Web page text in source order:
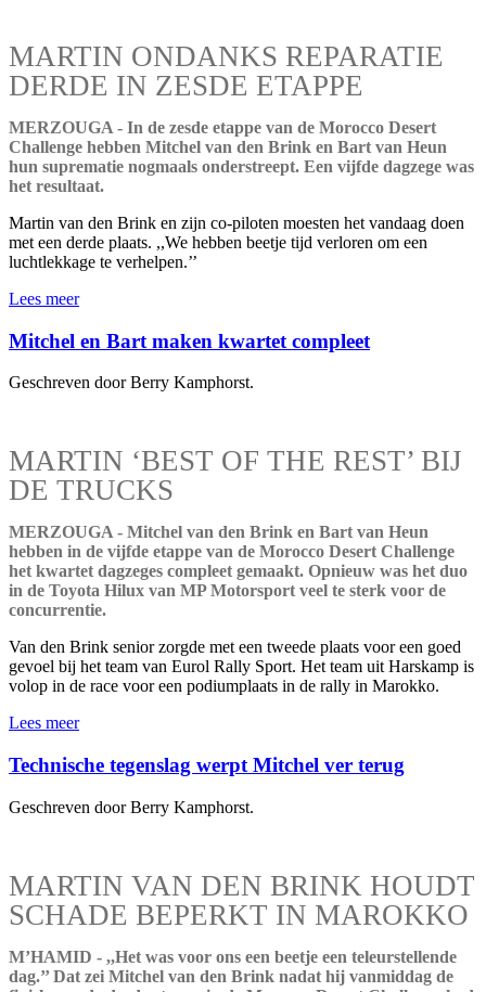
MARTIN ONDANKS REPARATIE
DERDE IN ZESDE ETAPPE
MERZOUGA - In de zesde etappe van de Morocco Desert
Challenge hebben Mitchel van den Brink en Bart van Heun
hun suprematie nogmaals onderstreept. Een vijfde dagzege was
het resultaat.
Martin van den Brink en zijn co-piloten moesten het vandaag doen
met een derde plaats. ,,We hebben beetje tijd verloren om een
luchtlekkage te verhelpen.’’
Lees meer
Mitchel en Bart maken kwartet compleet
Geschreven door Berry Kamphorst.
MARTIN ‘BEST OF THE REST’ BIJ
DE TRUCKS
MERZOUGA - Mitchel van den Brink en Bart van Heun
hebben in de vijfde etappe van de Morocco Desert Challenge
het kwartet dagzeges compleet gemaakt. Opnieuw was het duo
in de Toyota Hilux van MP Motorsport veel te sterk voor de
concurrentie.
Van den Brink senior zorgde met een tweede plaats voor een goed
gevoel bij het team van Eurol Rally Sport. Het team uit Harskamp is
volop in de race voor een podiumplaats in de rally in Marokko.
Lees meer
Technische tegenslag werpt Mitchel ver terug
Geschreven door Berry Kamphorst.
MARTIN VAN DEN BRINK HOUDT
SCHADE BEPERKT IN MAROKKO
M’HAMID - ,,Het was voor ons een beetje een teleurstellende
dag.’’ Dat zei Mitchel van den Brink nadat hij vanmiddag de